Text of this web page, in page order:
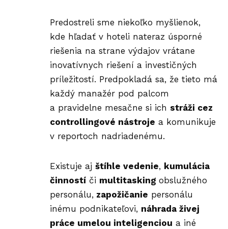
Predostreli sme niekoľko myšlienok,
kde hľadať v hoteli nateraz úsporné
riešenia na strane výdajov vrátane
inovatívnych riešení a investičných
príležitostí. Predpokladá sa, že tieto má
každý manažér pod palcom
a pravidelne mesačne si ich stráži cez
controllingové nástroje a komunikuje
v reportoch nadriadenému.
Existuje aj štíhle vedenie, kumulácia
činností či multitasking obslužného
personálu, zapožičanie personálu
inému podnikateľovi, náhrada živej
práce umelou inteligenciou a iné